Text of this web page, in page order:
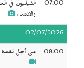
07:00
الفيليون في
والانتماء
02/07/2026
08:00 من أجل لقمة